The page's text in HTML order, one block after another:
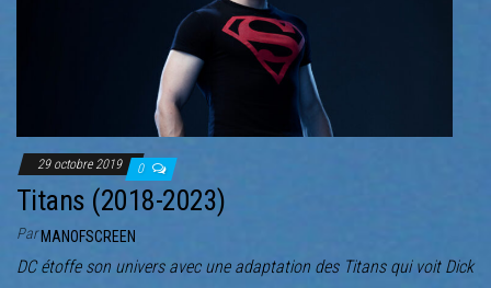
29 octobre 2019 0
Titans (2018-2023)
ParMANOFSCREEN
DC étoffe son univers avec une adaptation des Titans qui voit Dick